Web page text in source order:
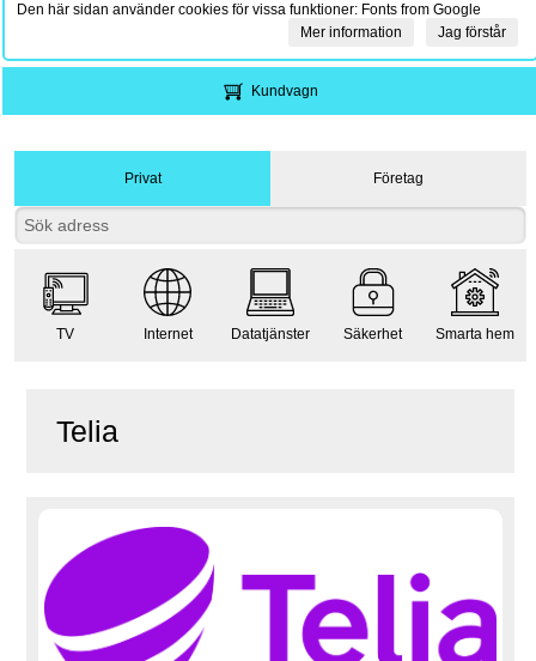
Den här sidan använder cookies för vissa funktioner: Fonts from Google
Jag förstår
Mer information
Kundvagn
Privat Företag
TV Internet Datatjänster Säkerhet Smarta hem
Telia